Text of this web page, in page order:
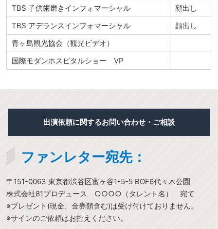
TBS 子供歯磨きインフォマーシャル
顔出し
TBS アデランスインフォマーシャル
顔出し
青ヶ島観光協会（観光ビデオ）
国際モダンホスピタルショー VP
出演依頼に関するお問い合わせ・ご相談
ファンレター宛先：
〒151-0063 東京都渋谷区富ヶ谷1-5-5 BOF6代々木公園
株式会社81プロデュース ○○○○（タレント名） 宛て
※プレゼント(現金、金券類含む)は受け付けておりません。
※サインのご依頼はお控えください。